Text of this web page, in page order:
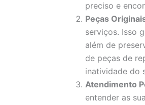
preciso e
Peças
serviços. Isso
além de
de peças de
inatividade do
Atendimento
entender as